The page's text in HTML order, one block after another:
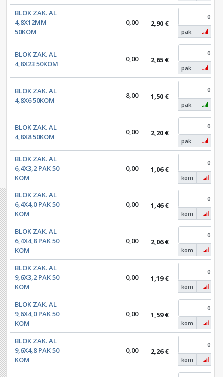
BLOK ZAK. AL
4,8X12MM
50KOM
0,00 2,90 €
pak
BLOK ZAK. AL
4,8X23 50KOM
0,00 2,65 €
pak
BLOK ZAK. AL
4,8X6 50KOM
8,00 1,50 €
pak
BLOK ZAK. AL
4,8X8 50KOM
0,00 2,20 €
pak
BLOK ZAK. AL
6,4X3,2 PAK 50
KOM
0,00 1,06 €
kom
BLOK ZAK. AL
6,4X4,0 PAK 50
KOM
0,00 1,46 €
kom
BLOK ZAK. AL
6,4X4,8 PAK 50
KOM
0,00 2,06 €
kom
BLOK ZAK. AL
9,6X3,2 PAK 50
KOM
0,00 1,19 €
kom
BLOK ZAK. AL
9,6X4,0 PAK 50
KOM
0,00 1,59 €
kom
BLOK ZAK. AL
9,6X4,8 PAK 50
KOM
0,00 2,26 €
kom